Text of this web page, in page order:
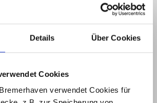
Details Über Cookies
Cookies
verwendet Cookies für